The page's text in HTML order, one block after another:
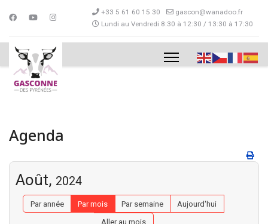
+33 5 61 60 15 30
gascon@wanadoo.fr
Lundi au Vendredi 8:30 à 12:30 / 13:30 à 17:30
Agenda
Août, 2024
Par année Par mois Par semaine
Aujourd'hui
Aller au mois